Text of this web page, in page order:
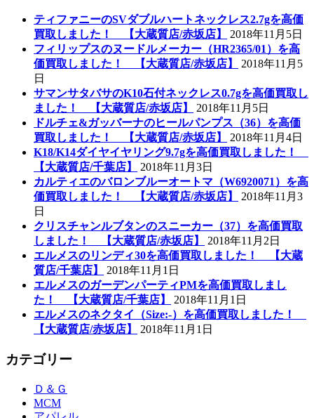
ティファニーのSVダブルハートネックレス2.7gを高価
買取しました！ 【大蔵質店/赤坂店】
2018年11月5日
フィリップスのヌードルメーカー（HR2365/01）を高
価買取しました！ 【大蔵質店/赤坂店】
2018年11月5
日
サマンサタバサのK10石付ネックレス0.7gを高価買取し
ました！ 【大蔵質店/赤坂店】
2018年11月5日
ドルチェ&ガッバーナのヒールパンプス（36）を高価
買取しました！ 【大蔵質店/赤坂店】
2018年11月4日
K18/K14ダイヤイヤリング9.7gを高価買取しました！
【大蔵質店/千葉店】
2018年11月3日
カルティエのバロンブルーオートマ（W6920071）を高
価買取しました！ 【大蔵質店/赤坂店】
2018年11月3
日
クリスチャンルブタンのスニーカー（37）を高価買取
しました！ 【大蔵質店/赤坂店】
2018年11月2日
エルメスのリンディ30を高価買取しました！ 【大蔵
質店/千葉店】
2018年11月1日
エルメスのガーデンパーティPMを高価買取しまし
た！ 【大蔵質店/千葉店】
2018年11月1日
エルメスのネクタイ（Size:-）を高価買取しました！
【大蔵質店/赤坂店】
2018年11月1日
カテゴリー
Ｄ＆Ｇ
MCM